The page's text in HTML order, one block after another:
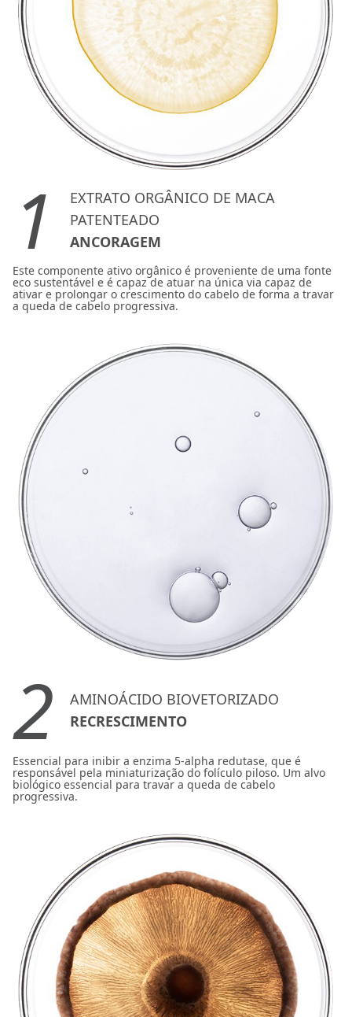
1
EXTRATO ORGÂNICO DE MACA
PATENTEADO
ANCORAGEM
Este componente ativo orgânico é proveniente de uma fonte
eco sustentável e é capaz de atuar na única via capaz de
ativar e prolongar o crescimento do cabelo de forma a travar
a queda de cabelo progressiva.
2
AMINOÁCIDO BIOVETORIZADO
RECRESCIMENTO
Essencial para inibir a enzima 5-alpha redutase, que é
responsável pela miniaturização do folículo piloso. Um alvo
biológico essencial para travar a queda de cabelo
progressiva.